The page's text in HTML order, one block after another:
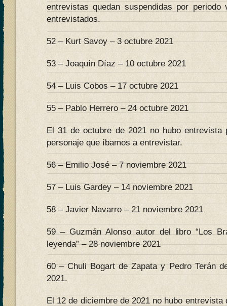
entrevistas quedan suspendidas por
entrevistados.
52 – Kurt Savoy – 3 octubre 2021
53 – Joaquín Díaz – 10 octubre 2021
54 – Luis Cobos – 17 octubre 2021
55 – Pablo Herrero – 24 octubre 2021
El 31 de octubre de 2021 no hubo entrevista
personaje que íbamos a entrevistar.
56 – Emilio José – 7 noviembre 2021
57 – Luis Gardey – 14 noviembre 2021
58 – Javier Navarro – 21 noviembre 2021
59 – Guzmán Alonso autor del libro “Los
leyenda” – 28 noviembre 2021
60 – Chuli Bogart de Zapata y Pedro Terán
2021.
El 12 de diciembre de 2021 no hubo